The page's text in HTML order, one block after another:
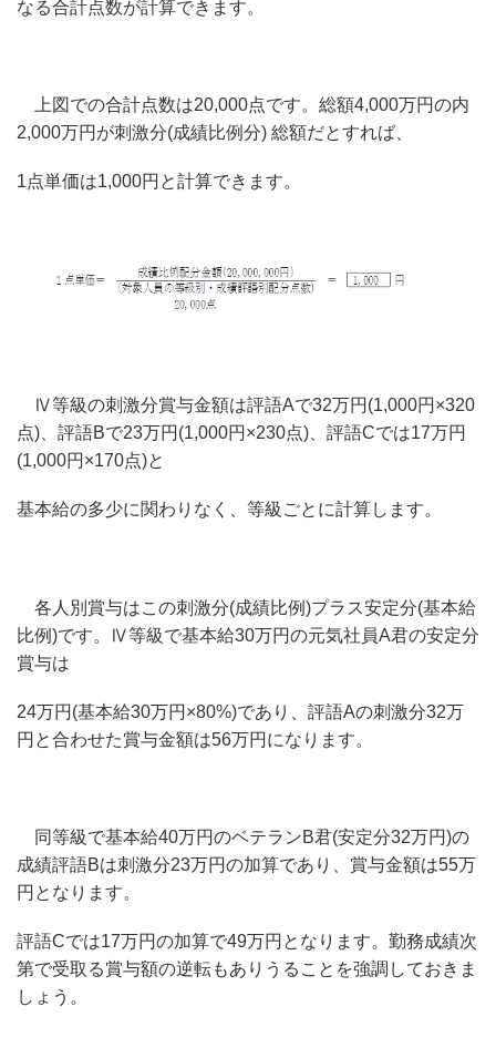
なる合計点数が計算できます。
上図での合計点数は20,000点です。総額4,000万円の内
2,000万円が刺激分(成績比例分) 総額だとすれば、
1点単価は1,000円と計算できます。
Ⅳ等級の刺激分賞与金額は評語Aで32万円(1,000円×320
点)、評語Bで23万円(1,000円×230点)、評語Cでは17万円
(1,000円×170点)と
基本給の多少に関わりなく、等級ごとに計算します。
各人別賞与はこの刺激分(成績比例)プラス安定分(基本給
比例)です。Ⅳ等級で基本給30万円の元気社員A君の安定分
賞与は
24万円(基本給30万円×80%)であり、評語Aの刺激分32万
円と合わせた賞与金額は56万円になります。
同等級で基本給40万円のベテランB君(安定分32万円)の
成績評語Bは刺激分23万円の加算であり、賞与金額は55万
円となります。
評語Cでは17万円の加算で49万円となります。勤務成績次
第で受取る賞与額の逆転もありうることを強調しておきま
しょう。